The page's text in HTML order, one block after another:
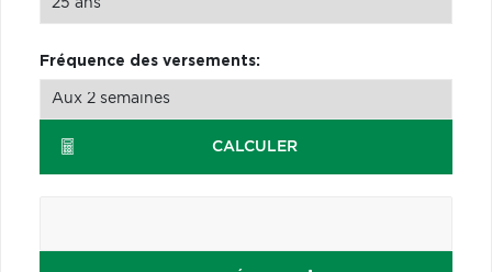
Fréquence des versements:
CALCULER